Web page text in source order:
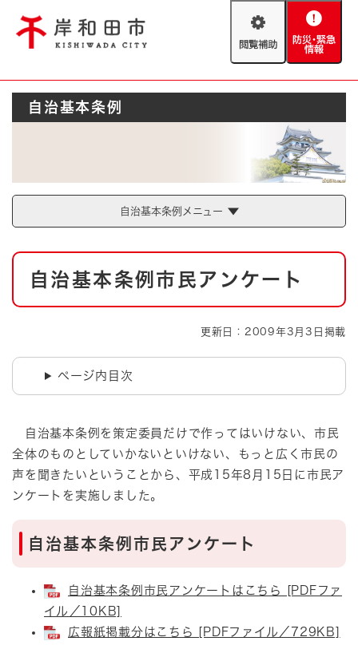
閲
助
防
緊
情
報
Foreign language
とじる
防災・緊急情報
AED設置箇所
とじる
自治基本条例
自治基本条例メニュー
本
自治基本条例市民アンケート
更新日：2009年3月3日掲載
ページ内目次
自治基本条例を策定委員だけで作ってはいけない、市民
全体のものとしていかないといけない、もっと広く市民の
声を聞きたいということから、平成15年8月15日に市民ア
ンケートを実施しました。
自治基本条例市民アンケート
自治基本条例市民アンケートはこちら [PDFファ
イル／10KB]
広報紙掲載分はこちら [PDFファイル／729KB]